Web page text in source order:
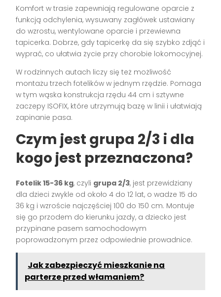
Komfort w trasie zapewniają regulowane oparcie z
funkcją odchylenia, wysuwany zagłówek ustawiany
do wzrostu, wentylowane oparcie i przewiewna
tapicerka. Dobrze, gdy tapicerkę da się szybko zdjąć i
wyprać, co ułatwia życie przy chorobie lokomocyjnej.
W rodzinnych autach liczy się też możliwość
montażu trzech fotelików w jednym rzędzie. Pomaga
w tym wąska konstrukcja rzędu 44 cm i sztywne
zaczepy ISOFIX, które utrzymują bazę w linii i ułatwiają
zapinanie pasa.
Czym jest grupa 2/3 i dla
kogo jest przeznaczona?
Fotelik 15-36 kg, czyli grupa 2/3, jest przewidziany
dla dzieci zwykle od około 4 do 12 lat, o wadze 15 do
36 kg i wzroście najczęściej 100 do 150 cm. Montuje
się go przodem do kierunku jazdy, a dziecko jest
przypinane pasem samochodowym
poprowadzonym przez odpowiednie prowadnice.
Jak zabezpieczyć mieszkanie na
parterze przed włamaniem?